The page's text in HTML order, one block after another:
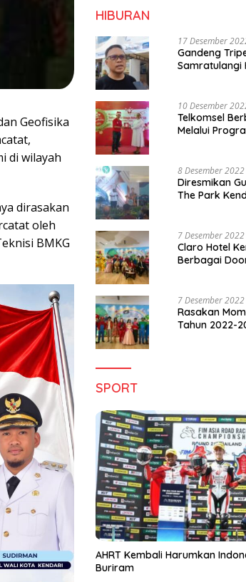
Geofisika
di wilayah
dirasakan
oleh
BMKG
HIBURAN
17 Desember
Gandeng
Samratulangi
10 Desember
Telkomsel
Melalui
8 Desember 2022
Diresmikan
The Park
7 Desember 2022
Claro Hotel
Berbagai
7 Desember 2022
Rasakan
Tahun 2022-
SPORT
AHRT Kembali Harumkan
Buriram